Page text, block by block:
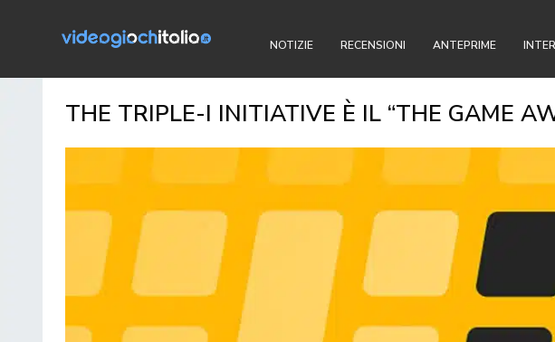
NOTIZIE RECENSIONI ANTEPRIME
THE TRIPLE-I INITIATIVE È IL “THE GAME